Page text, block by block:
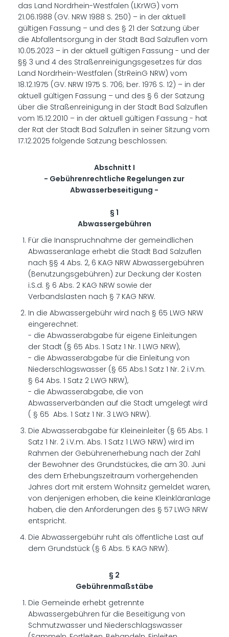
das Land Nordrhein-Westfalen (LKrWG) vom
21.06.1988 (GV. NRW 1988 S. 250) – in der aktuell
gültigen Fassung – und des § 21 der Satzung über
die Abfallentsorgung in der Stadt Bad Salzuflen vom
10.05.2023 – in der aktuell gültigen Fas­sung - und der
§§ 3 und 4 des Straßenreinigungsgesetzes für das
Land Nordrhein-Westfalen (StrReinG NRW) vom
18.12.1975 (GV. NRW 1975 S. 706; ber. 1976 S. 12) – in der
aktuell gültigen Fassung – und des § 6 der Satzung
über die Straßenreinigung in der Stadt Bad Salzuflen
vom 15.12.2010 – in der aktuell gültigen Fassung - hat
der Rat der Stadt Bad Salzuflen in seiner Sitzung vom
17.12.2025 folgende Satzung beschlossen:
Abschnitt I
- Gebührenrechtliche Regelungen zur
Abwasserbeseitigung -
§ 1
Abwassergebühren
Für die Inanspruchnahme der gemeindlichen
Abwasseranlage erhebt die Stadt Bad Salzuflen
nach §§ 4 Abs. 2, 6 KAG NRW Abwassergebühren
(Benutzungsgebühren) zur Deckung der Kosten
i.S.d. § 6 Abs. 2 KAG NRW sowie der
Verbandslasten nach § 7 KAG NRW.
In die Abwassergebühr wird nach § 65 LWG NRW
eingerechnet:
- die Abwasserabgabe für eigene Einleitungen
der Stadt (§ 65 Abs. 1 Satz 1 Nr. 1 LWG NRW),
- die Abwasserabgabe für die Einleitung von
Niederschlagswasser (§ 65 Abs.1 Satz 1 Nr. 2 i.V.m.
§ 64 Abs. 1 Satz 2 LWG NRW),
- die Abwasserabgabe, die von
Abwasserverbänden auf die Stadt umgelegt wird
( § 65 Abs. 1 Satz 1 Nr. 3 LWG NRW).
Die Abwasserabgabe für Kleineinleiter (§ 65 Abs. 1
Satz 1 Nr. 2 i.V.m. Abs. 1 Satz 1 LWG NRW) wird im
Rahmen der Gebührenerhebung nach der Zahl
der Bewohner des Grundstückes, die am 30. Juni
des dem Erhebungszeitraum vorhergehenden
Jahres dort mit erstem Wohnsitz gemeldet waren,
von denjenigen erhoben, die keine Kleinkläranlage
haben, die den Anforderungen des § 57 LWG NRW
entspricht.
Die Abwassergebühr ruht als öffentliche Last auf
dem Grundstück (§ 6 Abs. 5 KAG NRW).
§ 2
Gebührenmaßstäbe
Die Gemeinde erhebt getrennte
Abwassergebühren für die Beseitigung von
Schmutzwasser und Niederschlagswasser